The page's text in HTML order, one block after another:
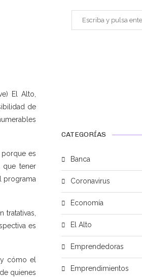
El Alto,
de
es
que tener
programa
tratativas,
es
cómo el
quienes
CATEGORÍAS
Banca
Coronavirus
Economía
El Alto
Emprendedoras
Emprendimientos